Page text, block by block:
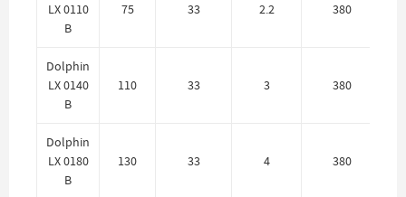
LX 0110
B
75 33 2.2 380
Dolphin
LX 0140
B
110 33 3 380
Dolphin
LX 0180
B
130 33 4 380